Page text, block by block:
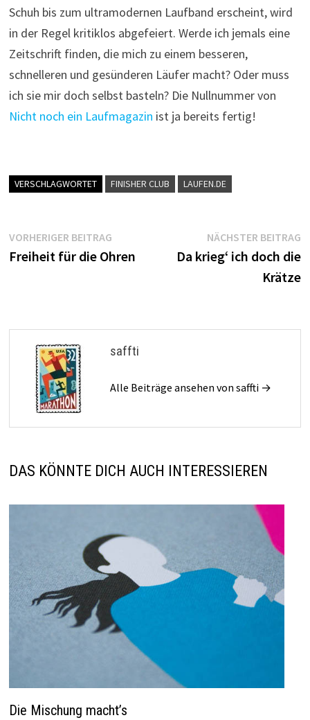
Schuh bis zum ultramodernen Laufband erscheint, wird
in der Regel kritiklos abgefeiert. Werde ich jemals eine
Zeitschrift finden, die mich zu einem besseren,
schnelleren und gesünderen Läufer macht? Oder muss
ich sie mir doch selbst basteln? Die Nullnummer von
Nicht noch ein Laufmagazin ist ja bereits fertig!
VERSCHLAGWORTET FINISHER CLUB LAUFEN.DE
Beitragsnavigation
VORHERIGER BEITRAGVorheriger
Beitrag:
Freiheit für die Ohren
NÄCHSTER BEITRAG
Da krieg‘ ich doch die
Krätze
saffti
Alle Beiträge ansehen von saffti →
DAS KÖNNTE DICH AUCH INTERESSIEREN
Die Mischung macht’s